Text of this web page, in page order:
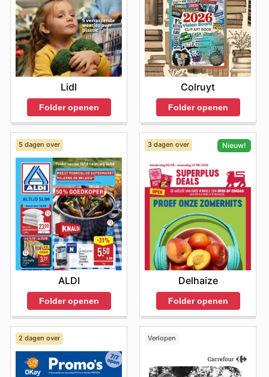
Lidl
Folder openen
Colruyt
Folder openen
5 dagen over
ALDI
Folder openen
3 dagen over Nieuw!
Delhaize
Folder openen
2 dagen over Verlopen